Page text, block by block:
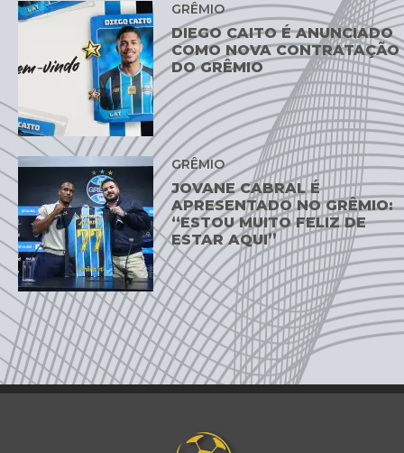
GRÊMIO
DIEGO CAITO É ANUNCIADO
COMO NOVA CONTRATAÇÃO
DO GRÊMIO
GRÊMIO
JOVANE CABRAL É
APRESENTADO NO GRÊMIO:
“ESTOU MUITO FELIZ DE
ESTAR AQUI”